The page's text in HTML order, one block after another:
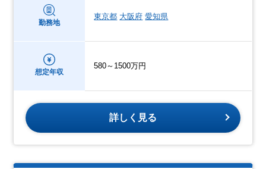
勤務地
東京都 大阪府 愛知県
想定年収
580～1500万円
詳しく見る